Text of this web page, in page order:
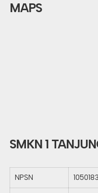
MAPS
SMKN 1
NPSN